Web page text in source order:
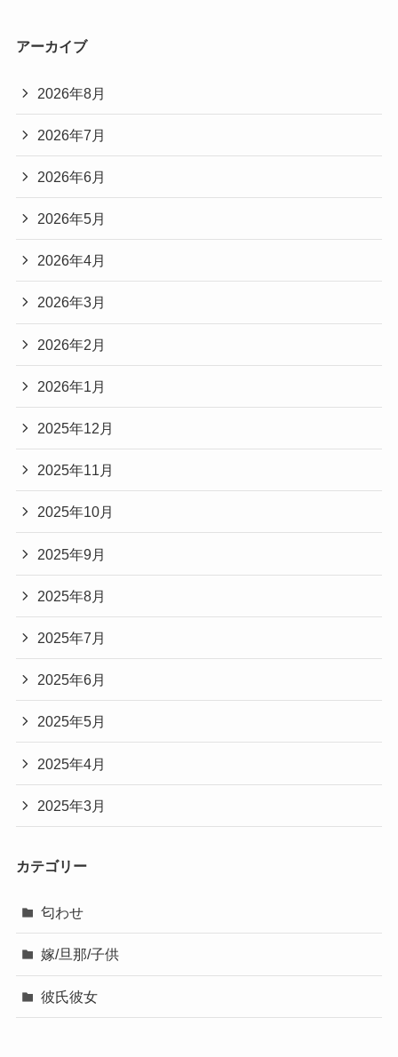
アーカイブ
2026年8月
2026年7月
2026年6月
2026年5月
2026年4月
2026年3月
2026年2月
2026年1月
2025年12月
2025年11月
2025年10月
2025年9月
2025年8月
2025年7月
2025年6月
2025年5月
2025年4月
2025年3月
カテゴリー
匂わせ
嫁/旦那/子供
彼氏彼女